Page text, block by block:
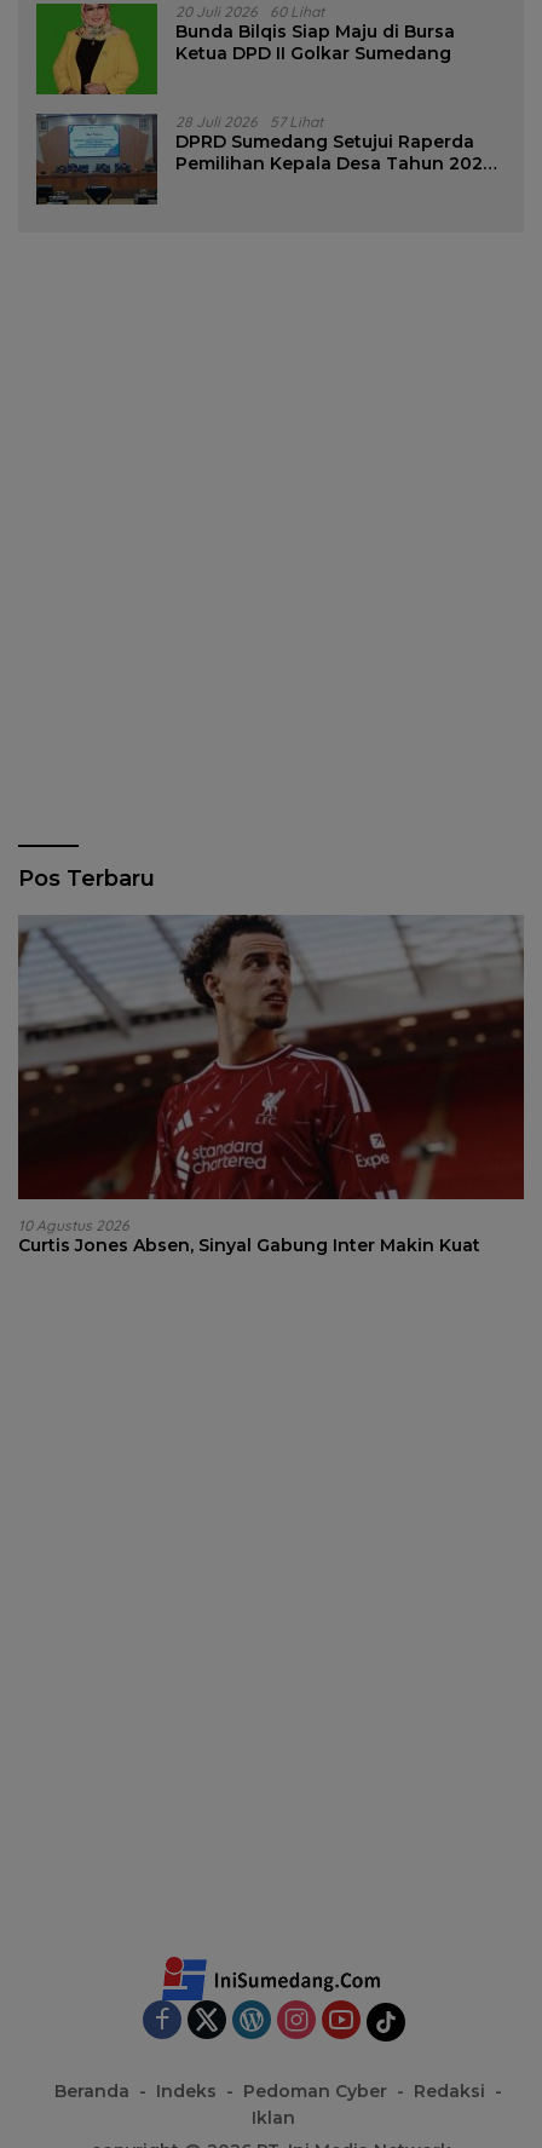
20 Juli 2026 60 Lihat
Bunda Bilqis Siap Maju di Bursa
Ketua DPD II Golkar Sumedang
28 Juli 2026 57 Lihat
DPRD Sumedang Setujui Raperda
Pemilihan Kepala Desa Tahun 2026
Pos Terbaru
10 Agustus 2026
Curtis Jones Absen, Sinyal Gabung Inter Makin Kuat
Beranda Indeks Pedoman Cyber
Redaksi
Iklan